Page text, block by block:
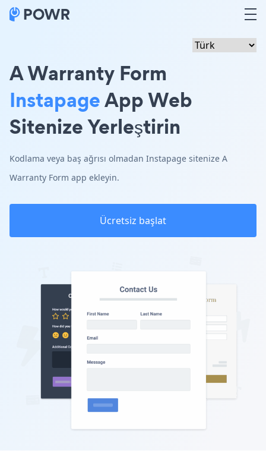
A Warranty Form
InstapageApp Web
Sitenize Yerleştirin
Kodlama veya baş ağrısı olmadan Instapage sitenize A
Warranty Form app ekleyin.
Ücretsiz başlat